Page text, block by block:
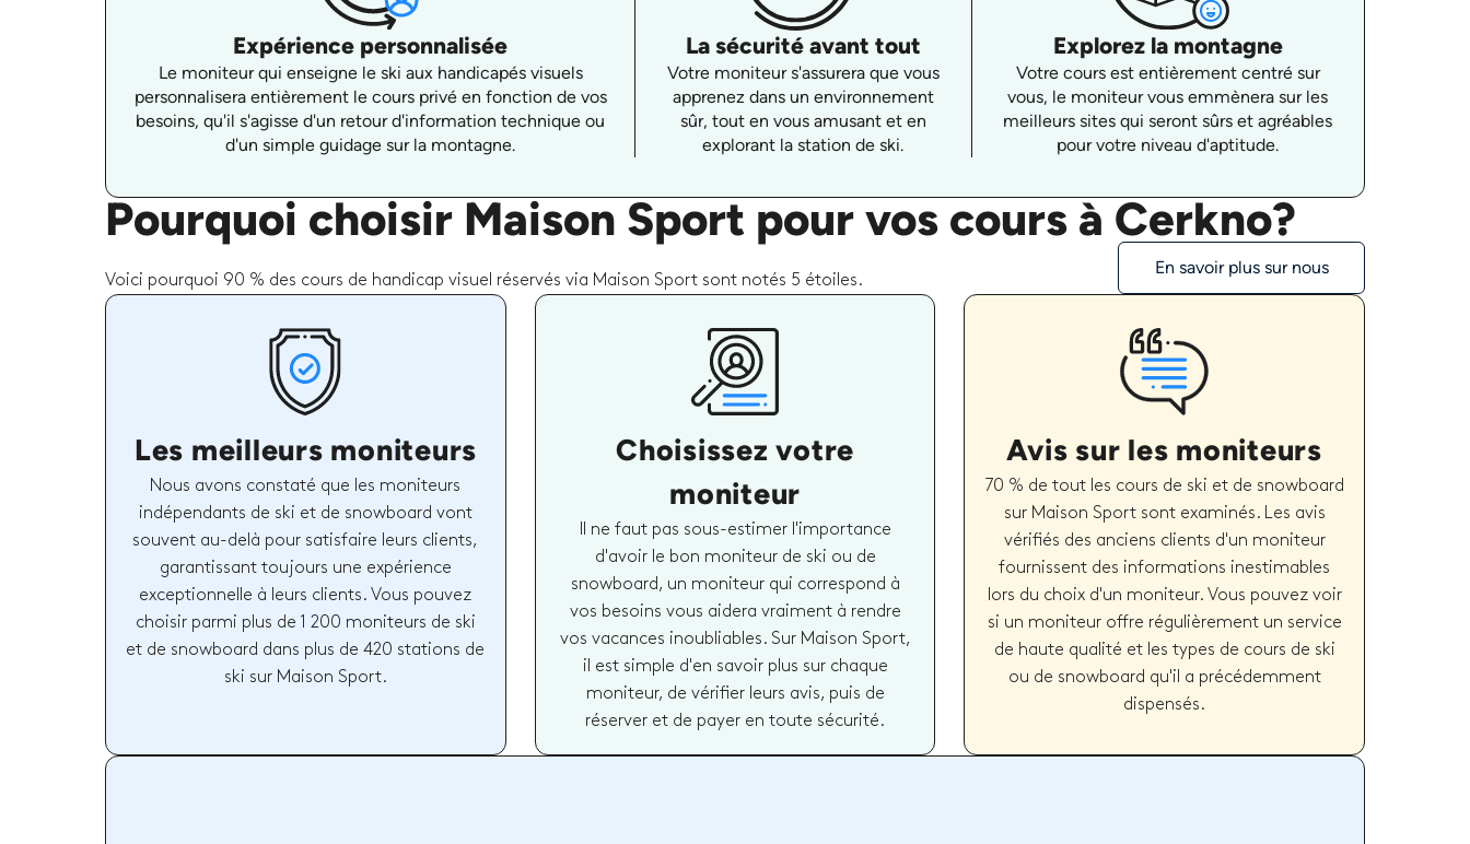
Expérience personnalisée
Le moniteur qui enseigne le ski aux handicapés visuels
personnalisera entièrement le cours privé en fonction de vos
besoins, qu'il s'agisse d'un retour d'information technique ou
d'un simple guidage sur la montagne.
La sécurité avant tout
Votre moniteur s'assurera que vous
apprenez dans un environnement
sûr, tout en vous amusant et en
explorant la station de ski.
Explorez la montagne
Votre cours est entièrement centré sur
vous, le moniteur vous emmènera sur les
meilleurs sites qui seront sûrs et agréables
pour votre niveau d'aptitude.
Pourquoi choisir Maison Sport pour vos cours à Cerkno?
Voici pourquoi 90 % des cours de handicap visuel réservés via Maison Sport sont notés 5 étoiles.
En savoir plus sur nous
Les meilleurs moniteurs
Nous avons constaté que les moniteurs
indépendants de ski et de snowboard vont
souvent au-delà pour satisfaire leurs clients,
garantissant toujours une expérience
exceptionnelle à leurs clients. Vous pouvez
choisir parmi plus de 1 200 moniteurs de ski
et de snowboard dans plus de 420 stations de
ski sur Maison Sport.
Choisissez votre
moniteur
Il ne faut pas sous-estimer l'importance
d'avoir le bon moniteur de ski ou de
snowboard, un moniteur qui correspond à
vos besoins vous aidera vraiment à rendre
vos vacances inoubliables. Sur Maison Sport,
il est simple d'en savoir plus sur chaque
moniteur, de vérifier leurs avis, puis de
réserver et de payer en toute sécurité.
Avis sur les moniteurs
70 % de tout les cours de ski et de snowboard
sur Maison Sport sont examinés. Les avis
vérifiés des anciens clients d'un moniteur
fournissent des informations inestimables
lors du choix d'un moniteur. Vous pouvez voir
si un moniteur offre régulièrement un service
de haute qualité et les types de cours de ski
ou de snowboard qu'il a précédemment
dispensés.